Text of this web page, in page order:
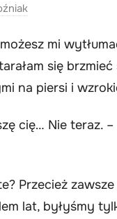
mi
się
na piersi i
cię… Nie teraz.
Przecież
lat, byłyśmy